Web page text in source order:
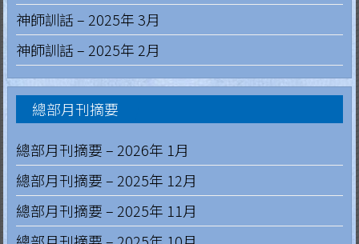
a
e
神師訓話 – 2025年 3月
神師訓話 – 2025年 2月
總部月刊摘要
總部月刊摘要 – 2026年 1月
總部月刊摘要 – 2025年 12月
總部月刊摘要 – 2025年 11月